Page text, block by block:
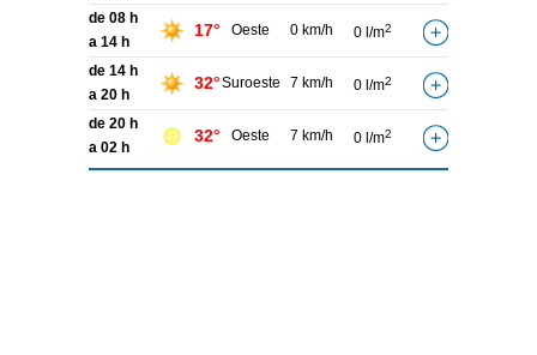
de 08 h
a 14 h
17° Oeste 0 km/h 0 l/m2
de 14 h
a 20 h
32°Suroeste 7 km/h 0 l/m2
de 20 h
a 02 h
32° Oeste 7 km/h 0 l/m2